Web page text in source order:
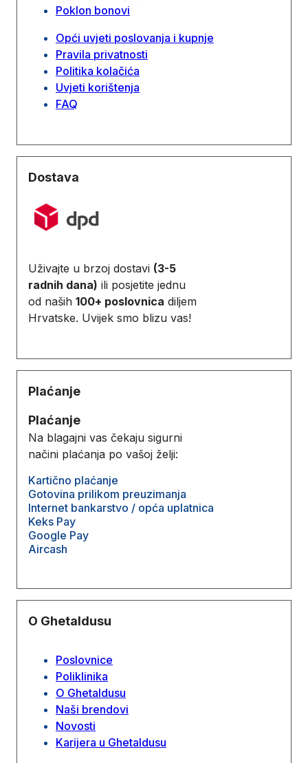
Poklon bonovi
Opći uvjeti poslovanja i kupnje
Pravila privatnosti
Politika kolačića
Uvjeti korištenja
FAQ
Dostava
Uživajte u brzoj dostavi (3-5
radnih dana) ili posjetite jednu
od naših 100+ poslovnica diljem
Hrvatske. Uvijek smo blizu vas!
Plaćanje
Plaćanje
Na blagajni vas čekaju sigurni
načini plaćanja po vašoj želji:
Kartično plaćanje
Gotovina prilikom preuzimanja
Internet bankarstvo / opća uplatnica
Keks Pay
Google Pay
Aircash
O Ghetaldusu
Poslovnice
Poliklinika
O Ghetaldusu
Naši brendovi
Novosti
Karijera u Ghetaldusu